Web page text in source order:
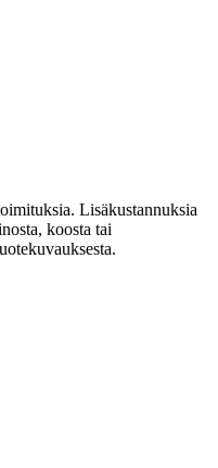
Lisäkustannuksia
koosta tai